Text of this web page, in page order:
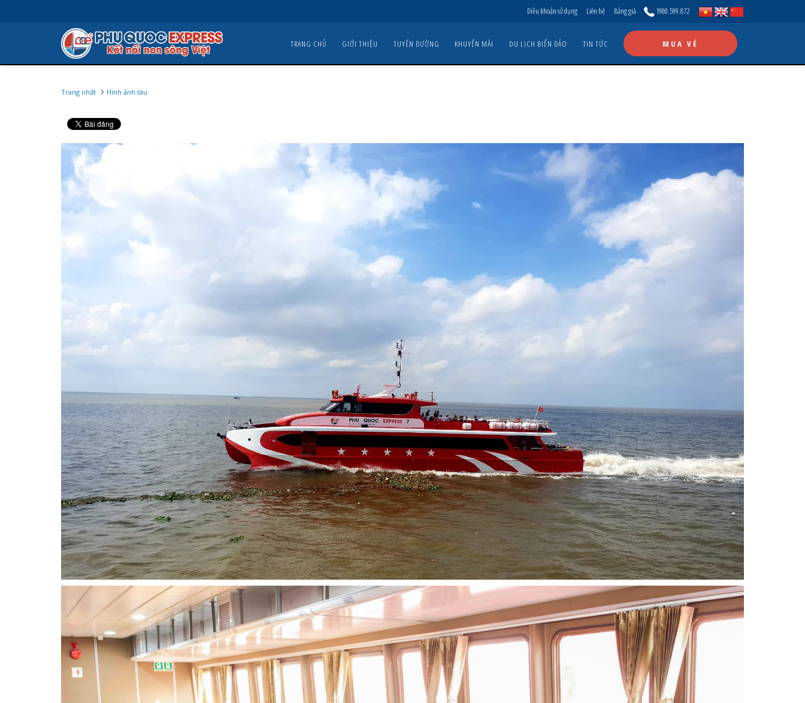
Điều khoản sử dụng Liên hệ Bảng giá 1900.599.872
TRANG CHỦ GIỚI THIỆU TUYẾN ĐƯỜNG KHUYẾN MÃI DU LỊCH BIỂN ĐẢO TIN TỨC MUA VÉ
Trang nhất Hình ảnh tàu